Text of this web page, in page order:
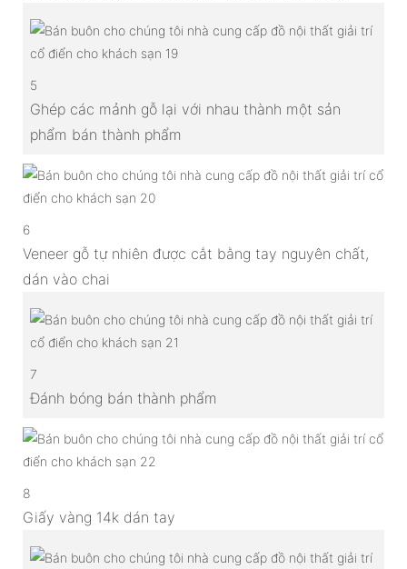
5
Ghép các mảnh gỗ lại với nhau thành một sản
phẩm bán thành phẩm
6
Veneer gỗ tự nhiên được cắt bằng tay nguyên chất,
dán vào chai
7
Đánh bóng bán thành phẩm
8
Giấy vàng 14k dán tay